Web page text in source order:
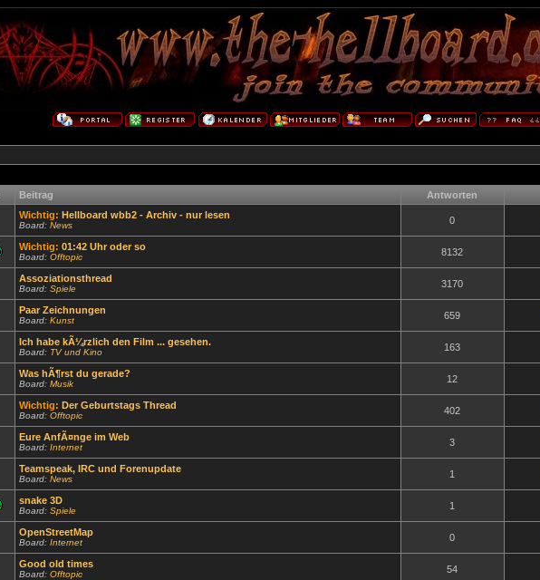
Beitrag Antworten
Wichtig: Hellboard wbb2 - Archiv - nur lesen
Board: News 0
Wichtig: 01:42 Uhr oder so
Board: Offtopic 8132
Assoziationsthread
Board: Spiele 3170
Paar Zeichnungen
Board: Kunst 659
Ich habe kÃ¼rzlich den Film ... gesehen.
Board: TV und Kino 163
Was hÃ¶rst du gerade?
Board: Musik 12
Wichtig: Der Geburtstags Thread
Board: Offtopic 402
Eure AnfÃ¤nge im Web
Board: Internet 3
Teamspeak, IRC und Forenupdate
Board: News 1
snake 3D
Board: Spiele 1
OpenStreetMap
Board: Internet 0
Good old times
Board: Offtopic 54